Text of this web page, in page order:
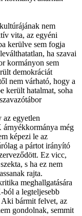
nem
vita, az egyéni
kerülve sem fogja
ha szavai
kormányon sem
demokráciát
nem várható, hogy a
került hatalmat, soha
az egyetlen
árnyékkormánya még
képezi le az
a pártot irányító
Ez vicc,
s ha ez nem
rajta.
meghallgatására
ból a legteljesebb
Aki bármit felvet, az
gondolnak, semmit